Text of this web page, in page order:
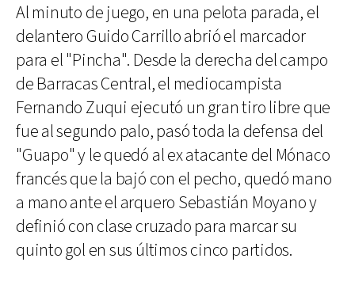
Al minuto de juego, en una pelota parada, el
delantero Guido Carrillo abrió el marcador
para el "Pincha". Desde la derecha del campo
de Barracas Central, el mediocampista
Fernando Zuqui ejecutó un gran tiro libre que
fue al segundo palo, pasó toda la defensa del
"Guapo" y le quedó al ex atacante del Mónaco
francés que la bajó con el pecho, quedó mano
a mano ante el arquero Sebastián Moyano y
definió con clase cruzado para marcar su
quinto gol en sus últimos cinco partidos.